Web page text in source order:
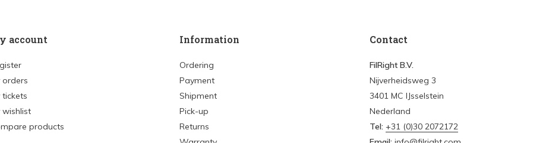
account
orders
tickets
wishlist
products
Information
Ordering
Payment
Shipment
Pick-up
Returns
Contact
FilRight B.V.
Nijverheidsweg 3
3401 MC IJsselstein
Nederland
Tel: +31 (0)30 2072172